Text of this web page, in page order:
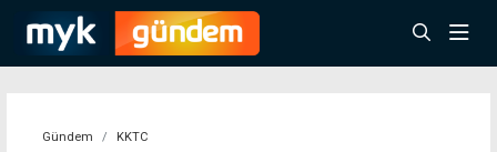
Gündem KKTC